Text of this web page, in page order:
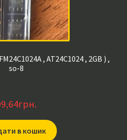
, AT24C1024 , 2GB ) ,
so-8
грн.
в кошик